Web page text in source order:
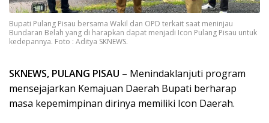
Bupati Pulang Pisau bersama Wakil dan OPD terkait saat meninjau
Bundaran Belah yang di harapkan dapat menjadi Icon Pulang Pisau untuk
kedepannya. Foto : Aditya SKNEWS.
SKNEWS, PULANG PISAU – Menindaklanjuti program
mensejajarkan Kemajuan Daerah Bupati berharap
masa kepemimpinan dirinya memiliki Icon Daerah.